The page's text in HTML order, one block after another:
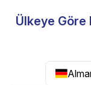
Ülkeye